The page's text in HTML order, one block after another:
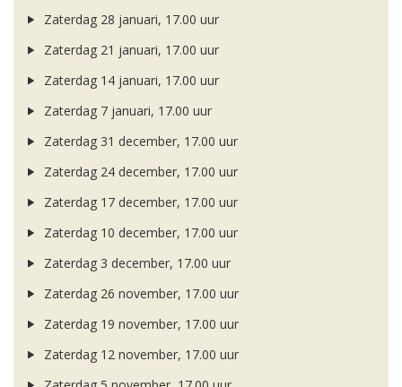
Zaterdag 28 januari, 17.00 uur
Zaterdag 21 januari, 17.00 uur
Zaterdag 14 januari, 17.00 uur
Zaterdag 7 januari, 17.00 uur
Zaterdag 31 december, 17.00 uur
Zaterdag 24 december, 17.00 uur
Zaterdag 17 december, 17.00 uur
Zaterdag 10 december, 17.00 uur
Zaterdag 3 december, 17.00 uur
Zaterdag 26 november, 17.00 uur
Zaterdag 19 november, 17.00 uur
Zaterdag 12 november, 17.00 uur